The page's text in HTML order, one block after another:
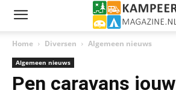
Home Diversen Algemeen nieuws
Algemeen nieuws
Pen caravans jouw